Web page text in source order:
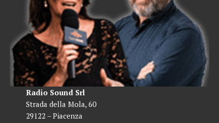
Radio Sound Srl
Strada della Mola, 60
29122 – Piacenza